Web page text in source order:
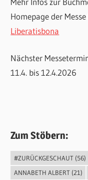
Homepage der
Liberatisbona
Nächster
11.4. bis 12.4.2026
Zum Stöbern:
#ZURÜCKGESCHAUT(56)
ANNABETH ALBERT(21)